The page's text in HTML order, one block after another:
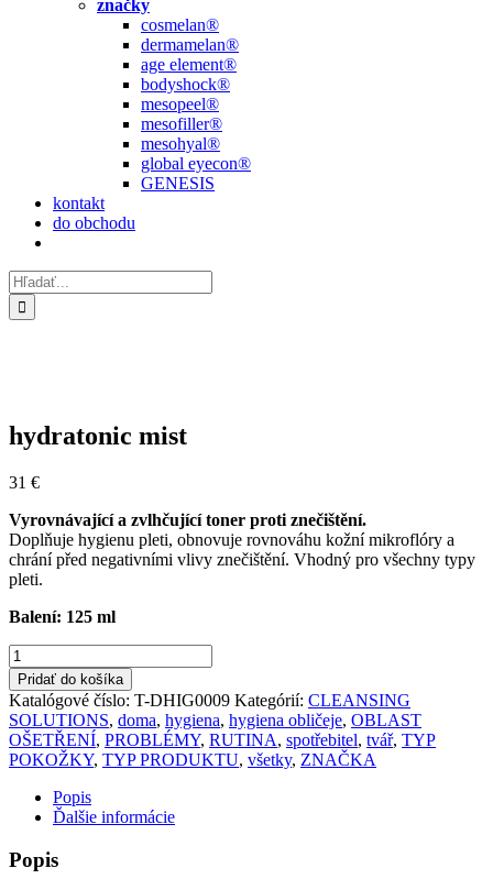
značky
cosmelan®
dermamelan®
age element®
bodyshock®
mesopeel®
mesofiller®
mesohyal®
global eyecon®
GENESIS
kontakt
do obchodu
Hľadať:
hydratonic mist
31 €
Vyrovnávající a zvlhčující toner proti znečištění.
Doplňuje hygienu pleti, obnovuje rovnováhu kožní mikroflóry a
chrání před negativními vlivy znečištění. Vhodný pro všechny typy
pleti.
Balení: 125 ml
množstvo
hydratonic
mist
Pridať do košíka
Katalógové číslo: T-DHIG0009 Kategórií: CLEANSING
SOLUTIONS, doma, hygiena, hygiena obličeje, OBLAST
OŠETŘENÍ, PROBLÉMY, RUTINA, spotřebitel, tvář, TYP
POKOŽKY, TYP PRODUKTU, všetky, ZNAČKA
Popis
Ďalšie informácie
Popis